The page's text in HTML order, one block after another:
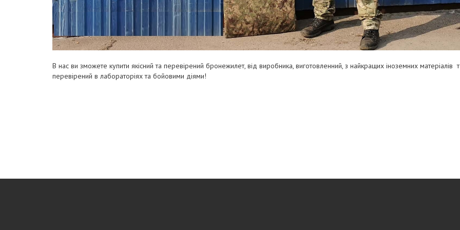
В нас ви зможете купити якісний та перевірений бронежилет, від виробника, виготовленний, з найкращих іноземних матеріалів
перевірений в лабораторіях та бойовими діями!